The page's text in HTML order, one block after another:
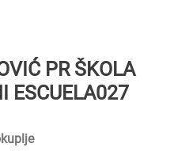
PR ŠKOLA
ESCUELA027